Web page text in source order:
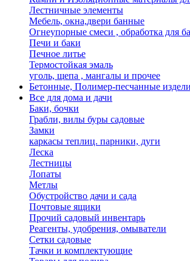
Лестничные элементы
Мебель, окна,двери банные
Огнеупорные смеси , обработка для
Печи и баки
Печное литье
Термостойкая эмаль
уголь, щепа , мангалы и прочее
Бетонные, Полимер-песчанные
Все для дома и дачи
Баки, бочки
Грабли, вилы буры садовые
Замки
каркасы теплиц. парники, дуги
Леска
Лестницы
Лопаты
Метлы
Обустройство дачи и сада
Почтовые ящики
Прочий садовый инвентарь
Реагенты, удобрения, омыватели
Сетки садовые
Тачки и комплектующие